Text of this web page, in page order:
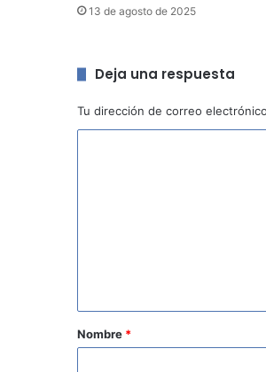
13 de agosto de 2025
Deja una respuesta
Tu dirección de correo
rNombre *